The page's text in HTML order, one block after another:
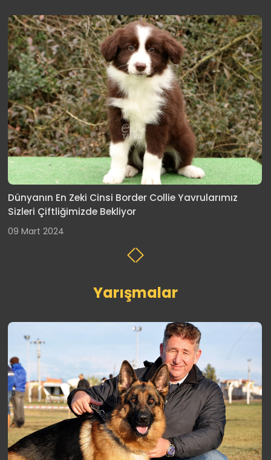
En Zeki Cinsi Border Collie Yavrularımız
Bekliyor
2024
Ken
Yarışmalar